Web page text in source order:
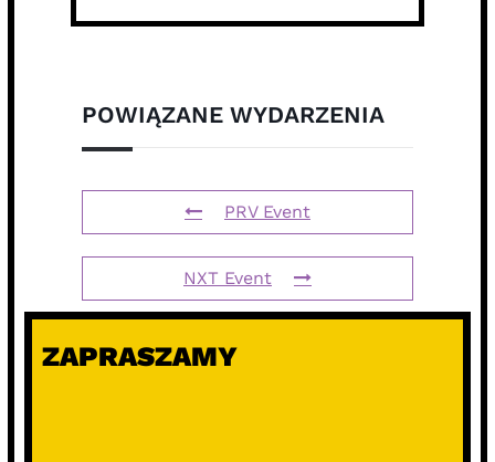
POWIĄZANE WYDARZENIA
PRV Event
NXT Event
ZAPRASZAMY